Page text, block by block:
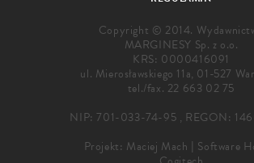
Copyright © 2014.
MARGINESY Sp. z o.o.
KRS: 0000416091
ul. Mierosławskiego 11a, 01-527
tel./fax. 22 663 02 75
NIP: 701-033-74-95 , REGON:
Projekt: Maciej Mach | Software